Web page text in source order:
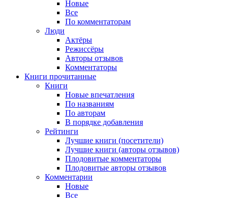
Новые
Все
По комментаторам
Люди
Актёры
Режиссёры
Авторы отзывов
Комментаторы
Книги прочитанные
Книги
Новые впечатления
По названиям
По авторам
В порядке добавления
Рейтинги
Лучшие книги (посетители)
Лучшие книги (авторы отзывов)
Плодовитые комментаторы
Плодовитые авторы отзывов
Комментарии
Новые
Все